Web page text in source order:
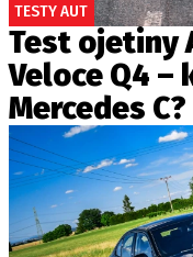
TESTY AUT
Test ojetiny
Veloce Q4 –
Mercedes C?